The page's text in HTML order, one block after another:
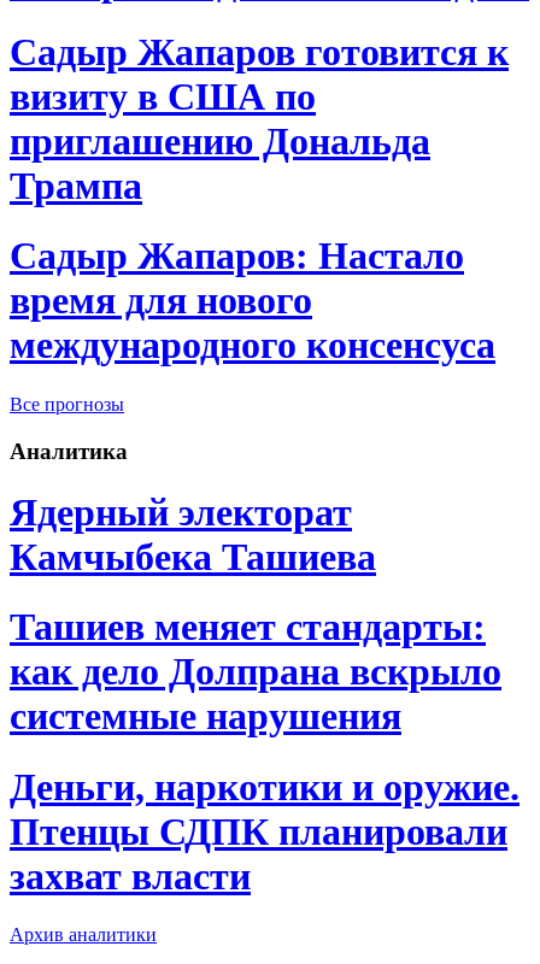
Садыр Жапаров готовится к
визиту в США по
приглашению Дональда
Трампа
Садыр Жапаров: Настало
время для нового
международного консенсуса
Все прогнозы
Аналитика
Ядерный электорат
Камчыбека Ташиева
Ташиев меняет стандарты:
как дело Долпрана вскрыло
системные нарушения
Деньги, наркотики и оружие.
Птенцы СДПК планировали
захват власти
Архив аналитики